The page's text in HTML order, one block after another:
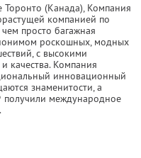
Торонто (Канада), Компания
компанией по
просто багажная
роскошных, модных
с высокими
качества. Компания
инновационный
знаменитости, а
получили международное